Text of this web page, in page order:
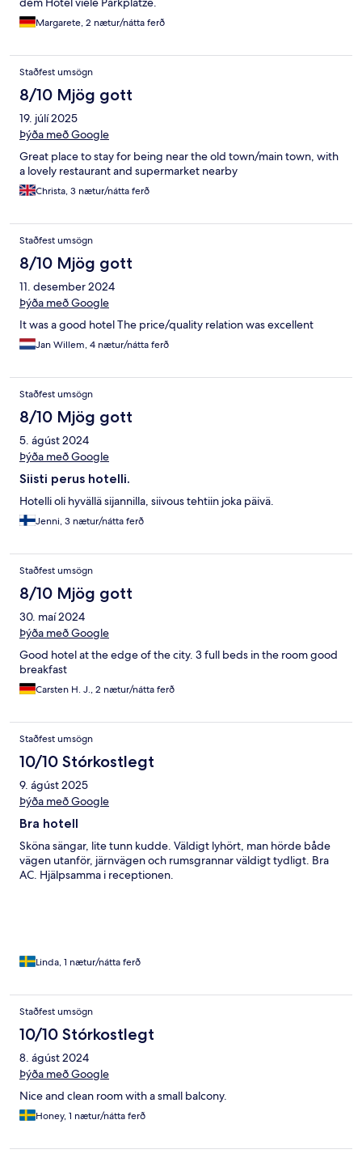
Margarete, 2 nætur/nátta ferð
Staðfest umsögn
8/10 Mjög gott
19. júlí 2025
Þýða með Google
Great place to stay for being near the old town/main town, with
a lovely restaurant and supermarket nearby
Christa, 3 nætur/nátta ferð
Staðfest umsögn
8/10 Mjög gott
11. desember 2024
Þýða með Google
It was a good hotel The price/quality relation was excellent
Jan Willem, 4 nætur/nátta ferð
Staðfest umsögn
8/10 Mjög gott
5. ágúst 2024
Þýða með Google
Siisti perus hotelli.
Hotelli oli hyvällä sijannilla, siivous tehtiin joka päivä.
Jenni, 3 nætur/nátta ferð
Staðfest umsögn
8/10 Mjög gott
30. maí 2024
Þýða með Google
Good hotel at the edge of the city. 3 full beds in the room good
breakfast
Carsten H. J., 2 nætur/nátta ferð
Staðfest umsögn
10/10 Stórkostlegt
9. ágúst 2025
Þýða með Google
Bra hotell
Sköna sängar, lite tunn kudde. Väldigt lyhört, man hörde både
vägen utanför, järnvägen och rumsgrannar väldigt tydligt. Bra
AC. Hjälpsamma i receptionen.
Linda, 1 nætur/nátta ferð
Staðfest umsögn
10/10 Stórkostlegt
8. ágúst 2024
Þýða með Google
Nice and clean room with a small balcony.
Honey, 1 nætur/nátta ferð